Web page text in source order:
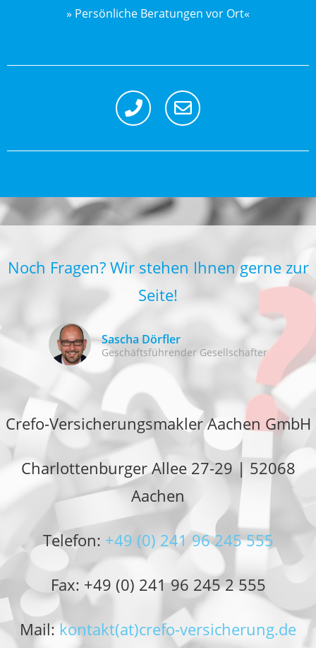
» Persönliche Beratungen vor Ort«
Noch Fragen? Wir stehen Ihnen gerne zur
Seite!​
Sascha Dörfler
Geschäftsführender Gesellschafter
Crefo-Versicherungsmakler Aachen GmbH
Charlottenburger Allee 27-29 | 52068
Aachen
Telefon: +49 (0) 241 96 245 555
Fax: +49 (0) 241 96 245 2 555
Mail: kontakt(at)crefo-versicherung.de